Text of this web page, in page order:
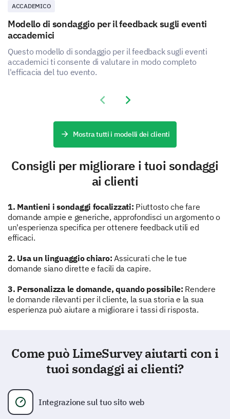
prodotto.
Valutazione del nostro supporto clienti**
La tua soddisfazione con il nostro team di supporto
clienti è importante per noi. Ti preghiamo di
recenti.
di supporto clienti?
Molto Scadente
Nella Media
Buono
Eccellente
Nella tua interazione più recente con il nostro
supporto clienti, il tuo problema è stato risolto?
Sì No
ACCADEMICO
Modello di sondaggio per il feedback sugli eventi
accademici
Questo modello di sondaggio per il feedback sugli eventi
accademici ti consente di valutare in modo completo
l'efficacia del tuo evento.
Previous slide
Next slide
Mostra tutti i modelli dei clienti
Consigli per migliorare i tuoi sondaggi
ai clienti
1. Mantieni i sondaggi focalizzati: Piuttosto che fare
domande ampie e generiche, approfondisci un argomento o
un'esperienza specifica per ottenere feedback utili ed
efficaci.
2. Usa un linguaggio chiaro: Assicurati che le tue
domande siano dirette e facili da capire.
3. Personalizza le domande, quando possibile: Rendere
le domande rilevanti per il cliente, la sua storia e la sua
esperienza può aiutare a migliorare i tassi di risposta.
Come può LimeSurvey aiutarti con i
tuoi sondaggi ai clienti?
Integrazione sul tuo sito web